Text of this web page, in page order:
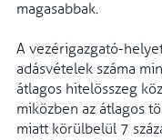
magasabbak.
A vezérigazgató-
adásvételek száma
átlagos hitelösszeg
miközben az átlagos
miatt körülbelül 7